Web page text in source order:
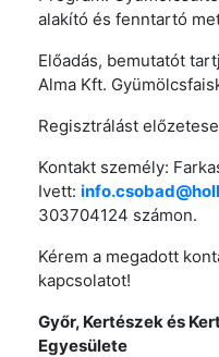
alakító és fenntartó
Előadás, bemutatót
Alma Kft.
Regisztrálást
Kontakt személy:
Ivett:
303704124 számon.
Kérem a megadott
kapcsolatot!
Győr, Kertészek és
Egyesülete